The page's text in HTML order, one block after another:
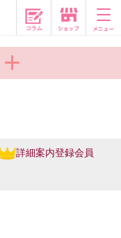
コラム
詳細案内登録会員